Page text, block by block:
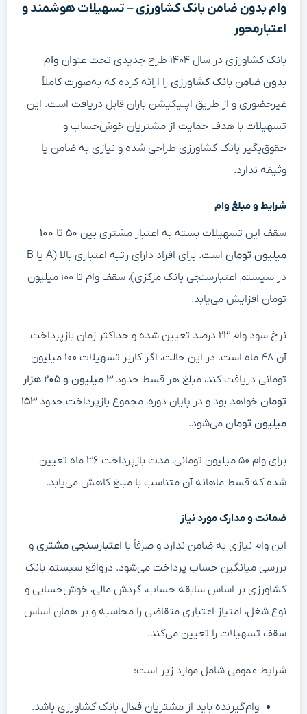
وام بدون ضامن بانک کشاورزی – تسهیلات هوشمند و
اعتبارمحور
بانک کشاورزی در سال ۱۴۰۴ طرح جدیدی تحت عنوان
وام
بدون ضامن بانک کشاورزی را ارائه کرده که به‌صورت کاملاً
غیرحضوری و از طریق اپلیکیشن باران قابل دریافت است. این
تسهیلات با هدف حمایت از مشتریان خوش‌حساب و
حقوق‌بگیر بانک کشاورزی طراحی شده و نیازی به ضامن یا
وثیقه ندارد.
شرایط و مبلغ وام
سقف این تسهیلات بسته به اعتبار مشتری بین
۵۰ تا ۱۰۰
میلیون تومان
است. برای افراد دارای رتبه اعتباری بالا (A یا B
در سیستم اعتبارسنجی بانک مرکزی)، سقف وام تا ۱۰۰ میلیون
تومان افزایش می‌یابد.
نرخ سود وام ۲۳ درصد تعیین شده و حداکثر زمان بازپرداخت
آن ۴۸ ماه است. در این حالت، اگر کاربر تسهیلات ۱۰۰ میلیون
تومانی دریافت کند، مبلغ هر قسط حدود
۳ میلیون و ۲۰۵ هزار
تومان خواهد بود و در پایان دوره، مجموع بازپرداخت حدود ۱۵۳
میلیون تومان می‌شود.
برای وام ۵۰ میلیون تومانی، مدت بازپرداخت ۳۶ ماه تعیین
شده که قسط ماهانه آن متناسب با مبلغ کاهش می‌یابد.
ضمانت و مدارک مورد نیاز
این وام نیازی به ضامن ندارد و صرفاً با اعتبارسنجی مشتری و
بررسی میانگین حساب پرداخت می‌شود. درواقع سیستم بانک
کشاورزی بر اساس سابقه حساب، گردش مالی، خوش‌حسابی و
نوع شغل، امتیاز اعتباری متقاضی را محاسبه و بر همان اساس
سقف تسهیلات را تعیین می‌کند.
شرایط عمومی شامل موارد زیر است:
وام‌گیرنده باید از مشتریان فعال بانک کشاورزی باشد.